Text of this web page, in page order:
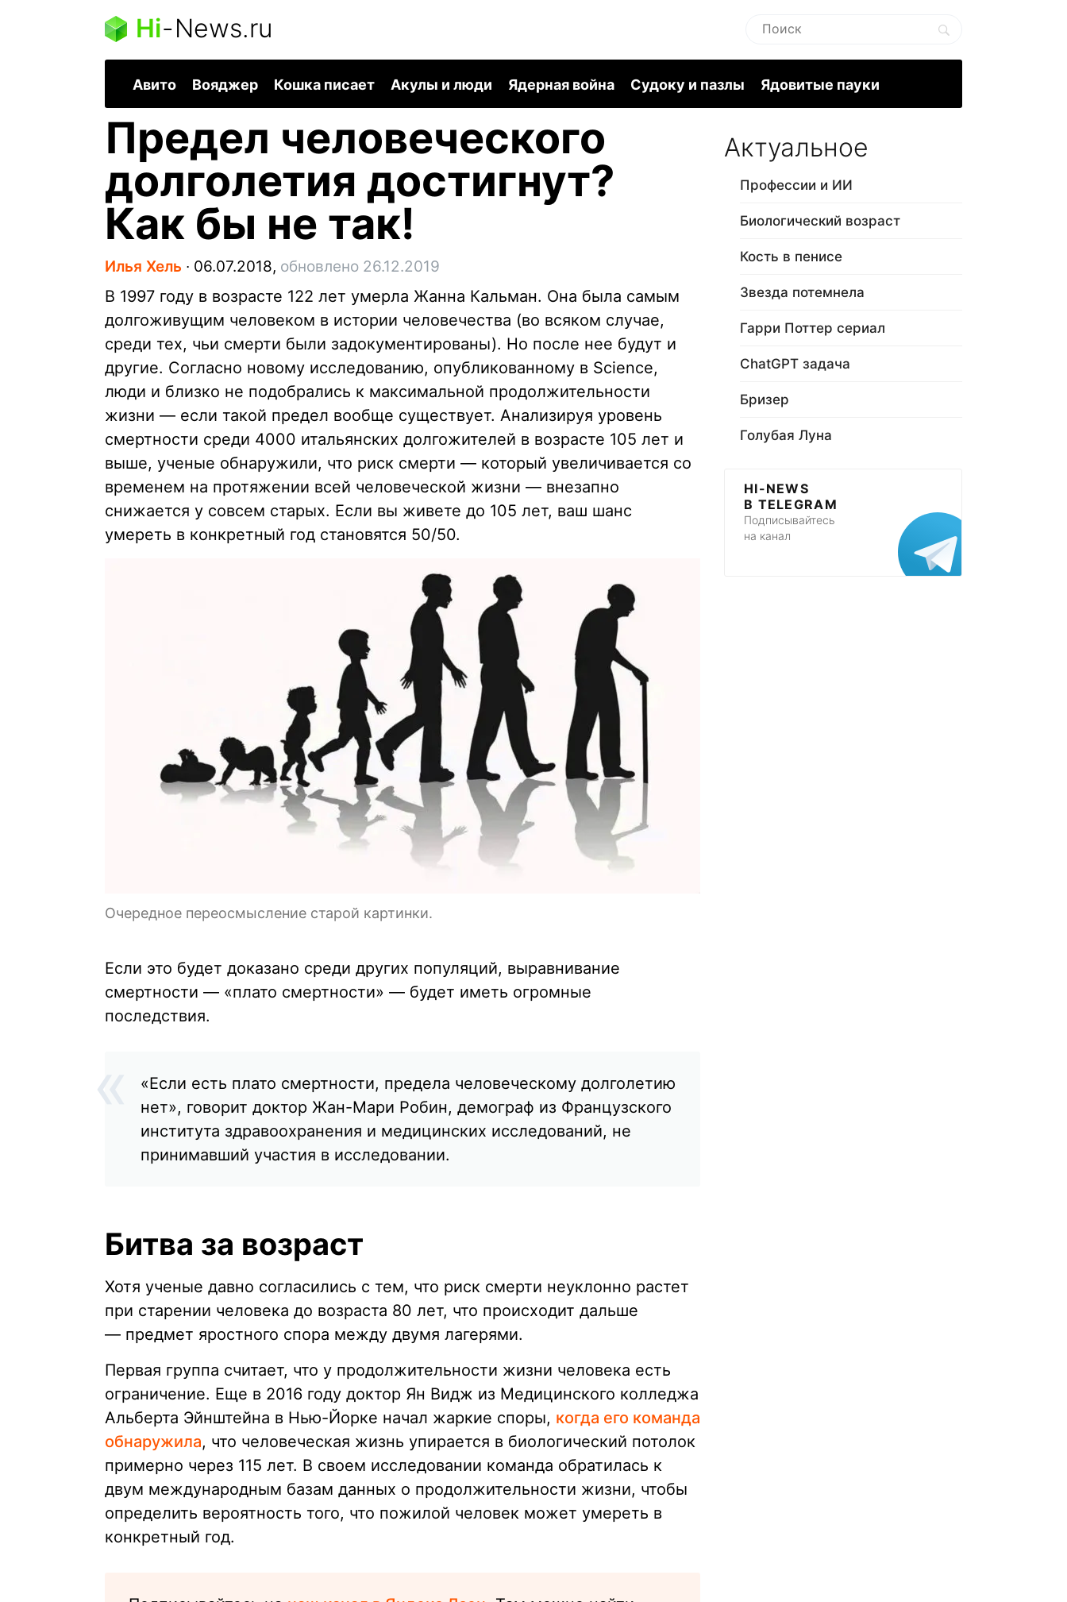
Hi-News.ru
Авито Вояджер Кошка писает Акулы и люди Ядерная война Судоку и пазлы Ядовитые пауки
Предел человеческого
долголетия достигнут?
Как бы не так!
Илья Хель ∙ 06.07.2018, обновлено 26.12.2019
В 1997 году в возрасте 122 лет умерла Жанна Кальман. Она была самым
долгоживущим человеком в истории человечества (во всяком случае,
среди тех, чьи смерти были задокументированы). Но после нее будут и
другие. Согласно новому исследованию, опубликованному в Science,
люди и близко не подобрались к максимальной продолжительности
жизни — если такой предел вообще существует. Анализируя уровень
смертности среди 4000 итальянских долгожителей в возрасте 105 лет и
выше, ученые обнаружили, что риск смерти — который увеличивается со
временем на протяжении всей человеческой жизни — внезапно
снижается у совсем старых. Если вы живете до 105 лет, ваш шанс
умереть в конкретный год становятся 50/50.
Очередное переосмысление старой картинки.
Если это будет доказано среди других популяций, выравнивание
смертности — «плато смертности» — будет иметь огромные
последствия.
«Если есть плато смертности, предела человеческому долголетию
нет», говорит доктор Жан-Мари Робин, демограф из Французского
института здравоохранения и медицинских исследований, не
принимавший участия в исследовании.
Битва за возраст
Хотя ученые давно согласились с тем, что риск смерти неуклонно растет
при старении человека до возраста 80 лет, что происходит дальше
— предмет яростного спора между двумя лагерями.
Первая группа считает, что у продолжительности жизни человека есть
ограничение. Еще в 2016 году доктор Ян Видж из Медицинского колледжа
Альберта Эйнштейна в Нью-Йорке начал жаркие споры, когда его команда
обнаружила, что человеческая жизнь упирается в биологический потолок
примерно через 115 лет. В своем исследовании команда обратилась к
двум международным базам данных о продолжительности жизни, чтобы
определить вероятность того, что пожилой человек может умереть в
конкретный год.
Актуальное
Профессии и ИИ
Биологический возраст
Кость в пенисе
Звезда потемнела
Гарри Поттер сериал
ChatGPT задача
Бризер
Голубая Луна
HI-NEWS
В TELEGRAM
Подписывайтесь
на канал